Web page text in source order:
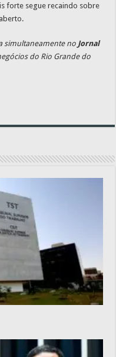
forte segue recaindo sobre
simultaneamente no Jornal
do Rio Grande do